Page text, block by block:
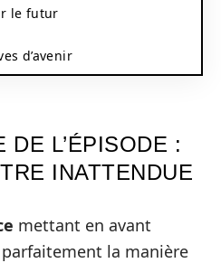
le futur
d’avenir
DE L’ÉPISODE :
INATTENDUE
mettant en avant
la manière